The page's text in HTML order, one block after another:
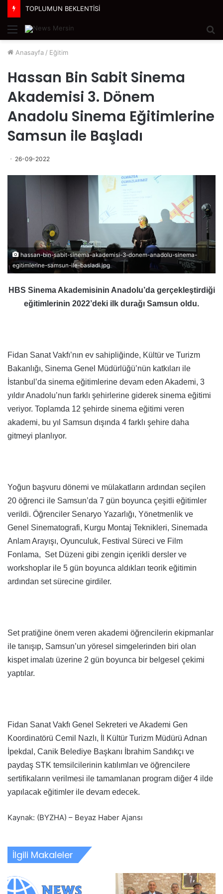
TOPLUMUN BEKLENTİSİ
Menü
Anasayfa / Eğitim
Hassan Bin Sabit Sinema
Akademisi 3. Dönem
Anadolu Sinema Eğitimlerine
Samsun ile Başladı
26-09-2022
hassan-bin-sabit-sinema-akademisi-3-donem-anadolu-sinema-
egitimlerine-samsun-ile-basladi.jpg
HBS Sinema Akademisinin Anadolu’da gerçekleştirdiği
eğitimlerinin 2022’deki ilk durağı Samsun oldu.
Fidan Sanat Vakfı’nın ev sahipliğinde, Kültür ve Turizm
Bakanlığı, Sinema Genel Müdürlüğü’nün katkıları ile
İstanbul’da sinema eğitimlerine devam eden Akademi, 3
yıldır Anadolu’nun farklı şehirlerine giderek sinema eğitimi
veriyor. Toplamda 12 şehirde sinema eğitimi veren
akademi, bu yıl Samsun dışında 4 farklı şehire daha
gitmeyi planlıyor.
Yoğun başvuru dönemi ve mülakatların ardından seçilen
20 öğrenci ile Samsun’da 7 gün boyunca çeşitli eğitimler
verildi. Öğrenciler Senaryo Yazarlığı, Yönetmenlik ve
Genel Sinematografi, Kurgu Montaj Teknikleri, Sinemada
Anlam Arayışı, Oyunculuk, Festival Süreci ve Film
Fonlama, Set Düzeni gibi zengin içerikli dersler ve
workshoplar ile 5 gün boyunca aldıkları teorik eğitimin
ardından set sürecine girdiler.
Set pratiğine önem veren akademi öğrencilerin ekipmanlar
ile tanışıp, Samsun’un yöresel simgelerinden biri olan
kispet imalatı üzerine 2 gün boyunca bir belgesel çekimi
yaptılar.
Fidan Sanat Vakfı Genel Sekreteri ve Akademi Gen
Koordinatörü Cemil Nazlı, İl Kültür Turizm Müdürü Adnan
İpekdal, Canik Belediye Başkanı İbrahim Sandıkçı ve
paydaş STK temsilcilerinin katılımları ve öğrencilere
sertifikaların verilmesi ile tamamlanan program diğer 4 ilde
yapılacak eğitimler ile devam edecek.
Kaynak: (BYZHA) – Beyaz Haber Ajansı
İlgili Makaleler